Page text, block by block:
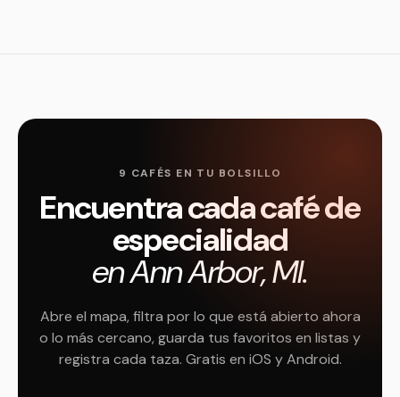
9 CAFÉS EN TU BOLSILLO
Encuentra cada café de
especialidad
en Ann Arbor, MI.
Abre el mapa, filtra por lo que está abierto ahora
o lo más cercano, guarda tus favoritos en listas y
registra cada taza. Gratis en iOS y Android.